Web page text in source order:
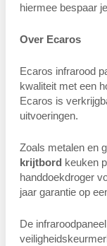
hiermee bespaar
Over Ecaros
Ecaros infrarood
kwaliteit met een
Ecaros is
uitvoeringen.
Zoals metalen en
krijtbord keuken
handdoekdroger
jaar garantie op
De